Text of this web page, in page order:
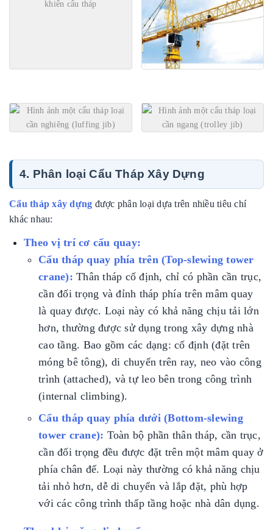
4. Phân loại Cẩu Tháp Xây Dựng
Cẩu tháp xây dựng được phân loại dựa trên nhiều tiêu chí
khác nhau:
Theo vị trí cơ cấu quay:
Cẩu tháp quay phía trên (Top-slewing tower
crane): Thân tháp cố định, chỉ có phần cần trục,
cần đối trọng và đỉnh tháp phía trên mâm quay
là quay được. Loại này có khả năng chịu tải lớn
hơn, thường được sử dụng trong xây dựng nhà
cao tầng. Bao gồm các dạng: cố định (đặt trên
móng bê tông), di chuyển trên ray, neo vào công
trình (attached), và tự leo bên trong công trình
(internal climbing).
Cẩu tháp quay phía dưới (Bottom-slewing
tower crane): Toàn bộ phần thân tháp, cần trục,
cần đối trọng đều được đặt trên một mâm quay ở
phía chân đế. Loại này thường có khả năng chịu
tải nhỏ hơn, dễ di chuyển và lắp đặt, phù hợp
với các công trình thấp tầng hoặc nhà dân dụng.